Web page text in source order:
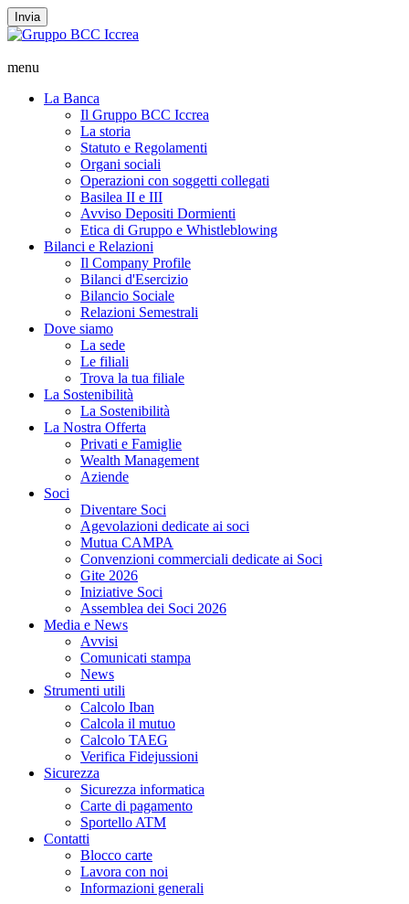
Invia
menu
La Banca
Il Gruppo BCC Iccrea
La storia
Statuto e Regolamenti
Organi sociali
Operazioni con soggetti collegati
Basilea II e III
Avviso Depositi Dormienti
Etica di Gruppo e Whistleblowing
Bilanci e Relazioni
Il Company Profile
Bilanci d'Esercizio
Bilancio Sociale
Relazioni Semestrali
Dove siamo
La sede
Le filiali
Trova la tua filiale
La Sostenibilità
La Sostenibilità
La Nostra Offerta
Privati e Famiglie
Wealth Management
Aziende
Soci
Diventare Soci
Agevolazioni dedicate ai soci
Mutua CAMPA
Convenzioni commerciali dedicate ai Soci
Gite 2026
Iniziative Soci
Assemblea dei Soci 2026
Media e News
Avvisi
Comunicati stampa
News
Strumenti utili
Calcolo Iban
Calcola il mutuo
Calcolo TAEG
Verifica Fidejussioni
Sicurezza
Sicurezza informatica
Carte di pagamento
Sportello ATM
Contatti
Blocco carte
Lavora con noi
Informazioni generali